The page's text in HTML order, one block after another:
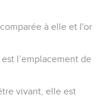
à elle et l'or
l’emplacement de
vivant, elle est